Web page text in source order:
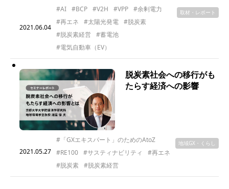
2021.06.04
#AI #BCP #V2H #VPP
#余剰電力
#再エネ
#太陽光発電
#脱炭素
#脱炭素経営
#蓄電池
#電気自動車（EV）
取材・レポート
脱炭素社会への移行がも
たらす経済への影響
2021.05.27
#「GXエキスパート」のためのAtoZ
#RE100
#サスティナビリティ
#再エネ
#脱炭素
#脱炭素経営
地域GX・くらし